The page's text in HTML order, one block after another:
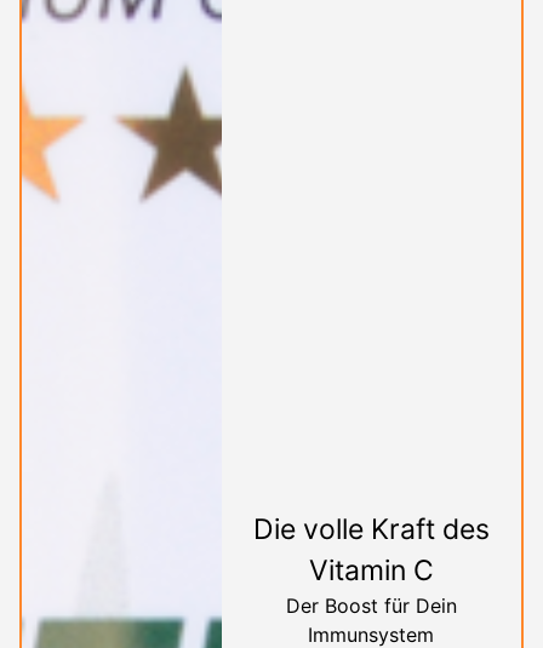
Die volle Kraft des
Vitamin C
Der Boost für Dein
Immunsystem